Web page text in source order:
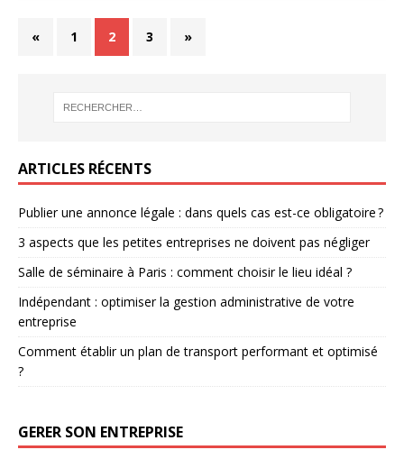
« 1 2 3 »
ARTICLES RÉCENTS
Publier une annonce légale : dans quels cas est-ce obligatoire ?
3 aspects que les petites entreprises ne doivent pas négliger
Salle de séminaire à Paris : comment choisir le lieu idéal ?
Indépendant : optimiser la gestion administrative de votre
entreprise
Comment établir un plan de transport performant et optimisé
?
GERER SON ENTREPRISE